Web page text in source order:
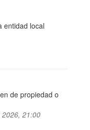
entidad local
de propiedad o
21:00